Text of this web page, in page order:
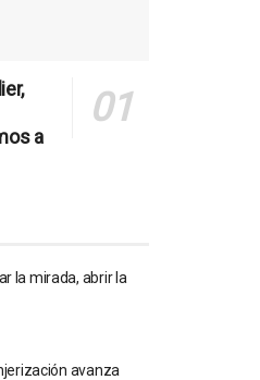
a
la mirada, abrir la
avanza